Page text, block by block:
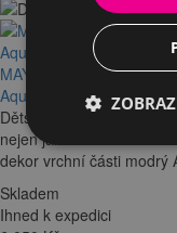
MAYER pojízdný
Aquaclean
Dětský pojízdný
nejen jako úložné
dekor vrchní části modrý
Skladem
Ihned k expedici